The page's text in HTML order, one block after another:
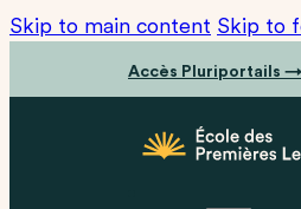
Skip to main content Skip to
Accès Pluriportails →